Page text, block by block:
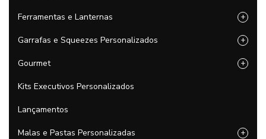
Ferramentas e Lanternas +
Garrafas e Squeezes Personalizados +
Gourmet +
Kits Executivos Personalizados
Lançamentos
Malas e Pastas Personalizadas +